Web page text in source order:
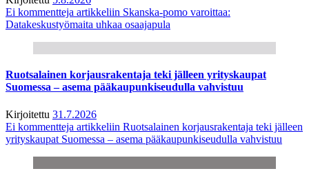
Ei kommentteja artikkeliin Skanska-pomo varoittaa:
Datakeskustyömaita uhkaa osaajapula
Ruotsalainen korjausrakentaja teki jälleen yrityskaupat
Suomessa – asema pääkaupunkiseudulla vahvistuu
Kirjoitettu 31.7.2026
Ei kommentteja artikkeliin Ruotsalainen korjausrakentaja teki jälleen
yrityskaupat Suomessa – asema pääkaupunkiseudulla vahvistuu